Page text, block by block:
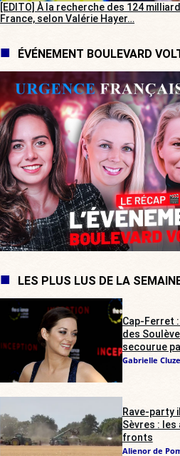
[EDITO] À la recherche des 124
France, selon Valérie Hayer…
ÉVÉNEMENT BOULEVARD
LES PLUS LUS DE LA
Cap-Ferret
des
secourue
Gabrielle
Rave-party
Sèvres :
fronts
Alienor de